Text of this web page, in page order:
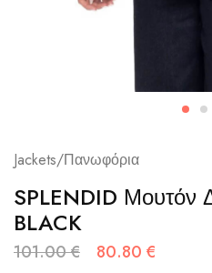
Jackets/Πανωφόρια
SPLENDID Μουτόν
BLACK
101.00€ 80.80 €